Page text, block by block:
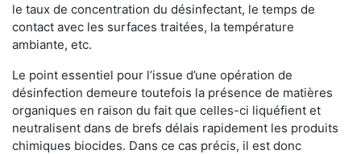
le taux de concentration du désinfectant, le temps de
contact avec les surfaces traitées, la température
ambiante, etc.
Le point essentiel pour l’issue d’une opération de
désinfection demeure toutefois la présence de matières
organiques en raison du fait que celles-ci liquéfient et
neutralisent dans de brefs délais rapidement les produits
chimiques biocides. Dans ce cas précis, il est donc